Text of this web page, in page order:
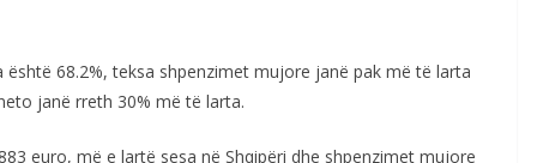
68.2%, teksa shpenzimet mujore janë pak më të larta
janë rreth 30% më të larta.
euro, më e lartë sesa në Shqipëri dhe shpenzimet mujore